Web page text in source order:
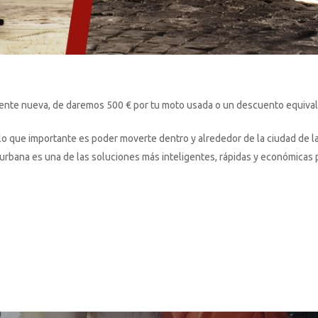
nueva, de daremos 500 € por tu moto usada o un descuento
que importante es poder moverte dentro y alrededor de la ciudad de
es una de las soluciones más inteligentes, rápidas y económicas